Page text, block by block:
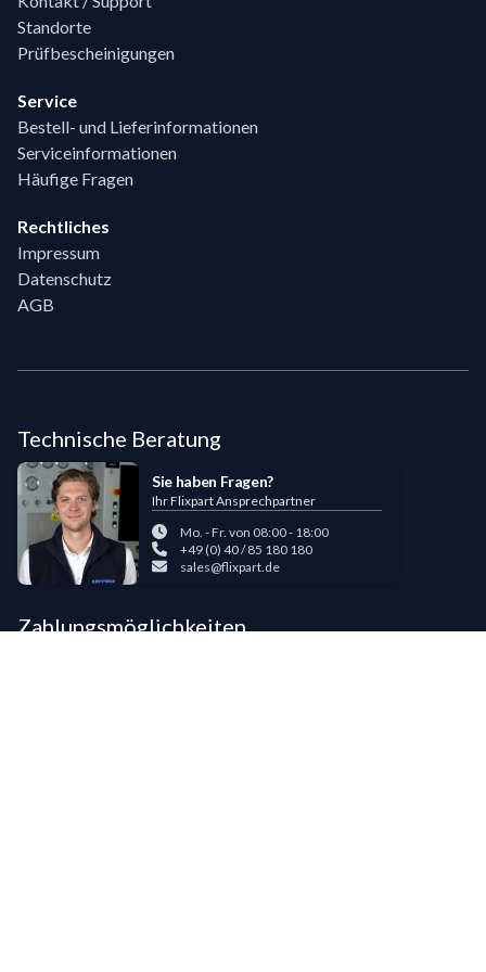
Standorte
Prüfbescheinigungen
Service
Bestell- und Lieferinformationen
Serviceinformationen
Häufige Fragen
Rechtliches
Impressum
Datenschutz
AGB
Technische Beratung
Sie haben Fragen?
Ihr Flixpart Ansprechpartner
Mo. - Fr. von 08:00 - 18:00
+49 (0) 40 / 85 180 180
sales@flixpart.de
Zahlungsmöglichkeiten